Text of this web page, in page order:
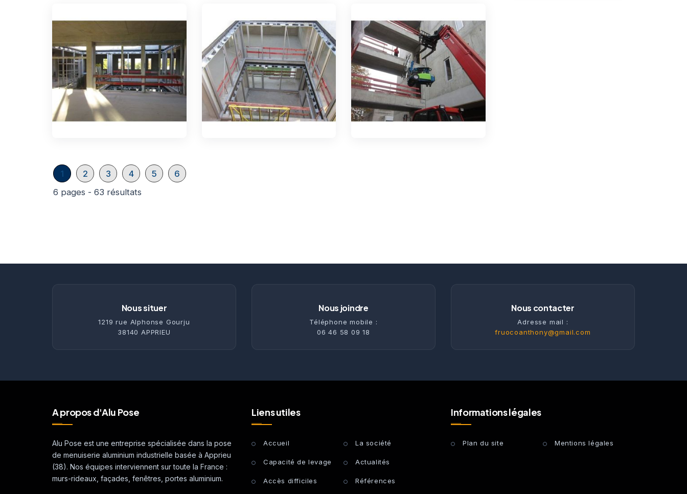
1 2 3 4 5
6
6 pages - 63 résultats
Nous situer
1219 rue Alphonse Gourju
38140 APPRIEU
Nous joindre
Téléphone mobile :
06 46 58 09 18
Nous contacter
Adresse mail :
fruocoanthony@gmail.com
A propos d'Alu Pose
Alu Pose est une entreprise spécialisée dans la pose
de menuiserie aluminium industrielle basée à Apprieu
(38). Nos équipes interviennent sur toute la France :
murs-rideaux, façades, fenêtres, portes aluminium.
Liens utiles
Accueil La société
Capacité de levage Actualités
Accès difficiles Références
Informations légales
Plan du site Mentions légales